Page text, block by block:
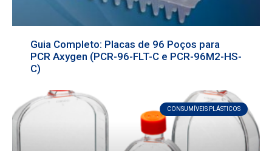
Guia Completo: Placas de 96 Poços para
PCR Axygen (PCR-96-FLT-C e PCR-96M2-HS-
C)
CONSUMÍVEIS PLÁSTICOS